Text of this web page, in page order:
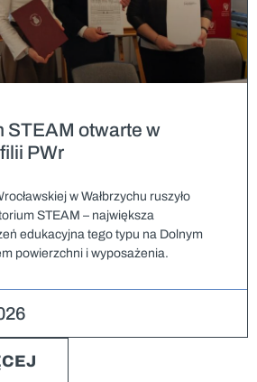
STEAM otwarte w
PWr
w Wałbrzychu ruszyło
STEAM – największa
edukacyjna tego typu na Dolnym
powierzchni i wyposażenia.